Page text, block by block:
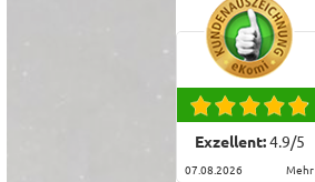
Exzellent:4.9/5
07.08.2026 mehr